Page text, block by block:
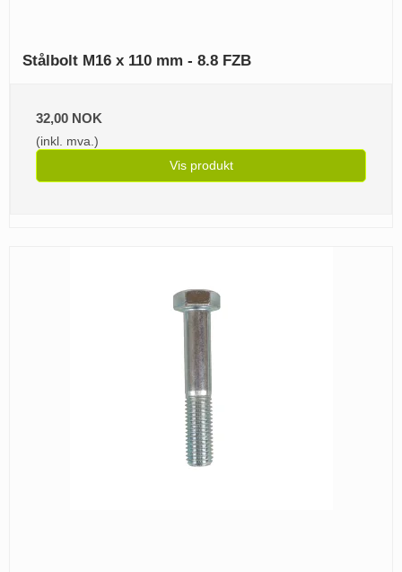
Stålbolt M16 x 110 mm - 8.8 FZB
32,00 NOK
(inkl. mva.)
Vis produkt